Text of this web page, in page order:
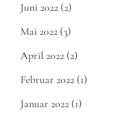
Juni 2022 (2)
Mai 2022 (3)
April 2022 (2)
Februar 2022 (1)
Januar 2022 (1)